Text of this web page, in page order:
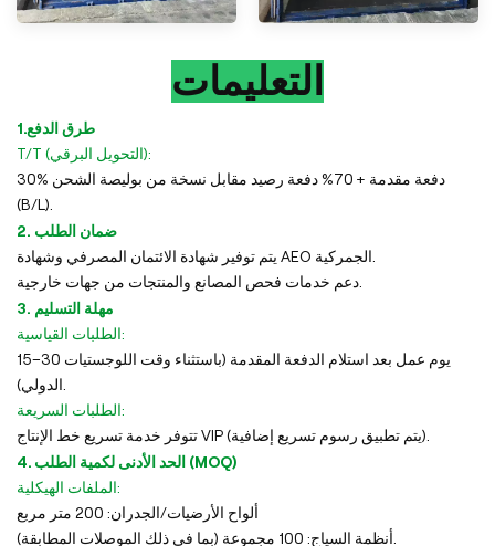
التعليمات
1.طرق الدفع
T/T (التحويل البرقي):
30% دفعة مقدمة + 70% دفعة رصيد مقابل نسخة من بوليصة الشحن
(B/L).
2. ضمان الطلب
3. مهلة التسليم
الطلبات القياسية:
15–30 يوم عمل بعد استلام الدفعة المقدمة (باستثناء وقت اللوجستيات
الطلبات السريعة:
تتوفر خدمة تسريع خط الإنتاج VIP (يتم تطبيق رسوم تسريع إضافية).
4. الحد الأدنى لكمية الطلب (MOQ)
الملفات الهيكلية:
ألواح الأرضيات/الجدران: 200 متر مربع